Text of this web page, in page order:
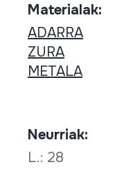
Materialak:
ADARRA
ZURA
METALA
Neurriak:
L.: 28